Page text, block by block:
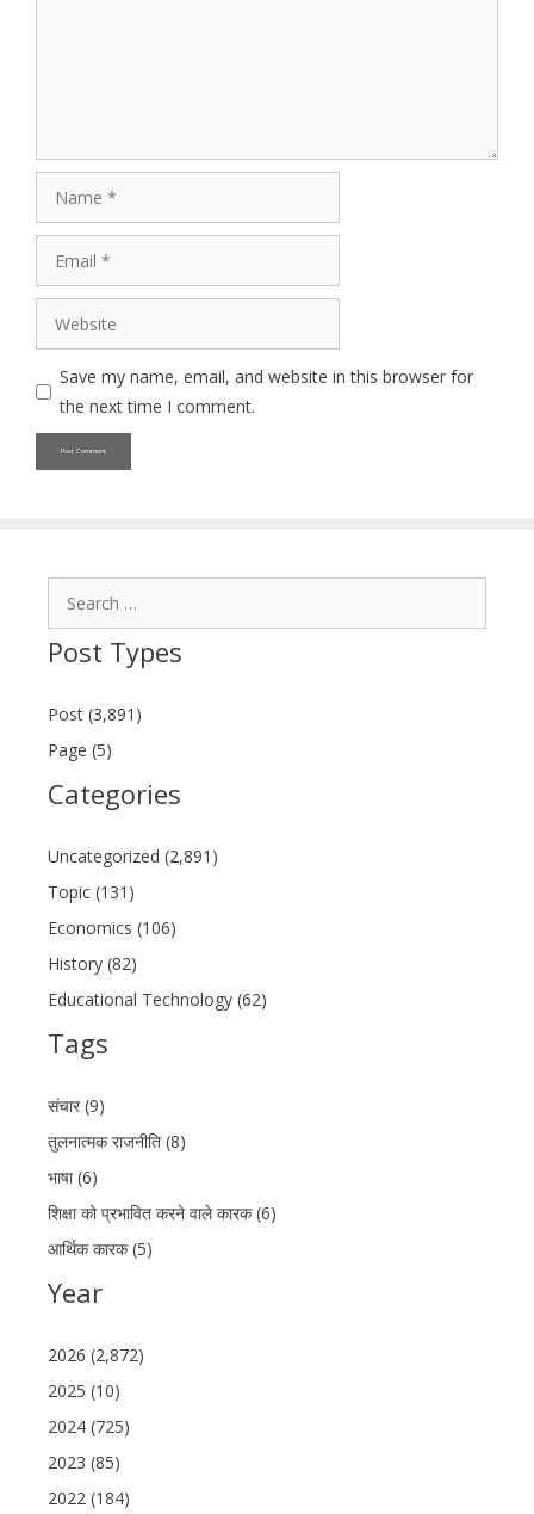
Website
Save my name, email, and website in this browser for
the next time I comment.
Post Types
Post (3,891)
Page (5)
Categories
Uncategorized (2,891)
Topic (131)
Economics (106)
History (82)
Educational Technology (62)
Tags
संचार (9)
तुलनात्मक राजनीति (8)
भाषा (6)
शिक्षा को प्रभावित करने वाले कारक (6)
आर्थिक कारक (5)
Year
2026 (2,872)
2025 (10)
2024 (725)
2023 (85)
2022 (184)